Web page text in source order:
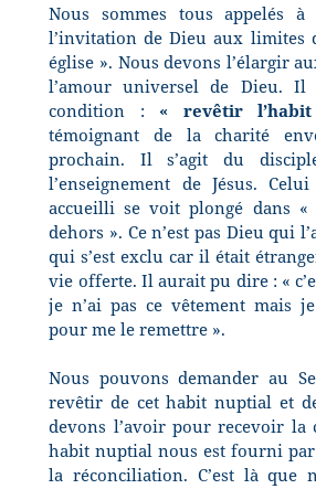
Nous sommes tous appelés
l’invitation de Dieu aux limites
église ». Nous devons l’élargir
l’amour universel de Dieu. Il
condition : « revêtir
témoignant de la charité
prochain. Il s’agit du
l’enseignement de Jésus.
accueilli se voit plongé dans «
dehors ». Ce n’est pas Dieu qui
qui s’est exclu car il était
vie offerte. Il aurait pu dire : «
je n’ai pas ce vêtement mais
pour me le remettre ».
Nous pouvons demander au
revêtir de cet habit nuptial et
devons l’avoir pour recevoir la
habit nuptial nous est fourni par
la réconciliation. C’est là que